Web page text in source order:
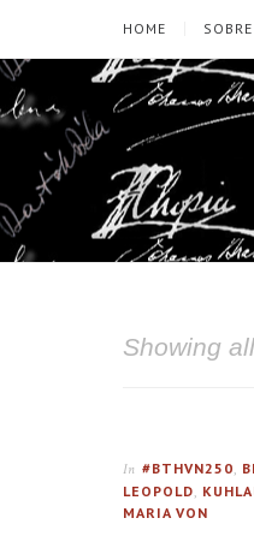
HOME
Showing
In #BTHVN250
LEOPOLD
MARIA VON